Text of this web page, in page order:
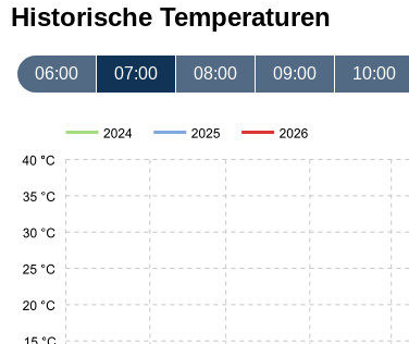
Historische Temperaturen
06:00 07:00 08:00 09:00 10:00